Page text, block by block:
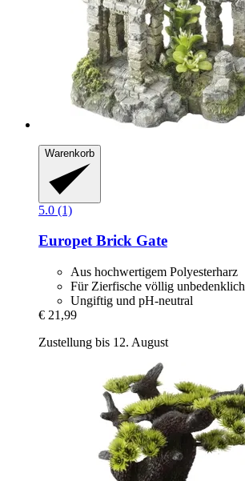
Warenkorb
5.0 (1)
EuropetBrick Gate
Aus hochwertigem Polyesterharz
Für Zierfische völlig unbedenklich
Ungiftig und pH-neutral
€ 21,99
Zustellung bis 12. August